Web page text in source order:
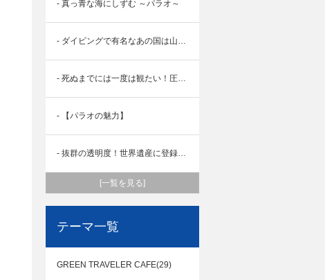
- 真っ青な海にしずむ ～パラオ～
- ダイビングで有名なあの国は山派のあなたも楽しめる！
- 死ぬまでには一度は観たい！圧巻の透明度の海を体感しよう！
- 【パラオの魅力】
- 抜群の透明度！世界遺産に登録されたパラオの魅力に迫る！
[一覧を見る]
テーマ一覧
GREEN TRAVELER CAFE(29)